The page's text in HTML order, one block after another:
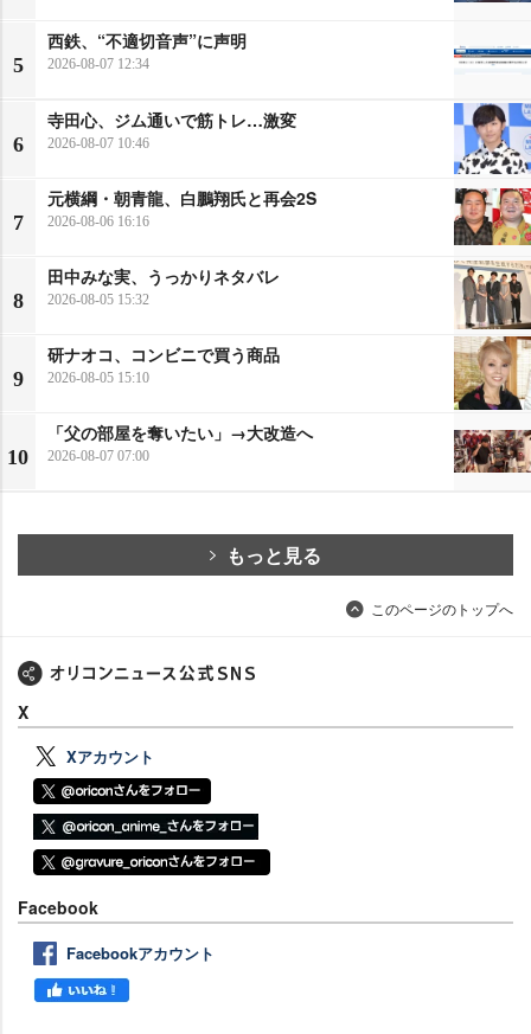
5
西鉄、“不適切音声”に声明
2026-08-07 12:34
6
寺田心、ジム通いで筋トレ…激変
2026-08-07 10:46
7
元横綱・朝青龍、白鵬翔氏と再会2S
2026-08-06 16:16
8
田中みな実、うっかりネタバレ
2026-08-05 15:32
9
研ナオコ、コンビニで買う商品
2026-08-05 15:10
10
「父の部屋を奪いたい」→大改造へ
2026-08-07 07:00
もっと見る
このページのトップへ
X
Xアカウント
Facebook
Facebookアカウント